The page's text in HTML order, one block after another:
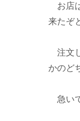
お店
来たぞ
注文
かのど
急い